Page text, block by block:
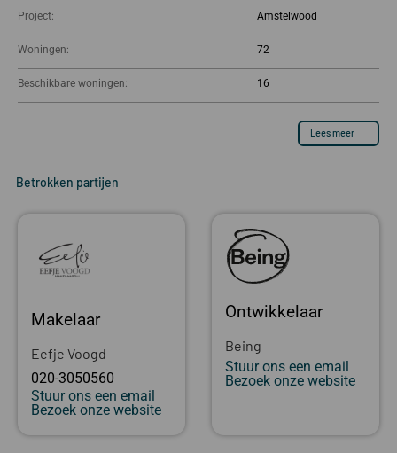
Project: Amstelwood
Woningen: 72
Beschikbare woningen: 16
Lees meer
Betrokken partijen
Makelaar
Eefje Voogd
020-3050560
Stuur ons een email
Bezoek onze website
Ontwikkelaar
Being
Stuur ons een email
Bezoek onze website